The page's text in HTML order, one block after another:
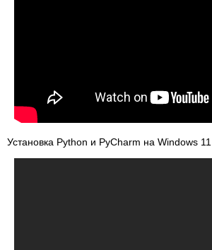
Установка Python и PyCharm на Windows 11